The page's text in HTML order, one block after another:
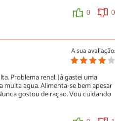
0 0
diagnóstico da veterinária que fez a
voltaria se fosse somente retirado....
0 0
A sua avaliação:
Problema renal. Já gastei uma
agua. Alimenta-se bem apesar
gostou de raçao. Vou cuidando